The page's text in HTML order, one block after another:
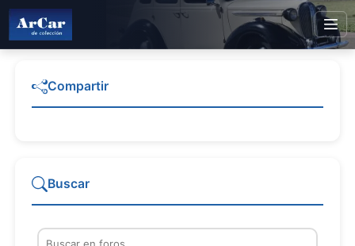
Compartir
Buscar